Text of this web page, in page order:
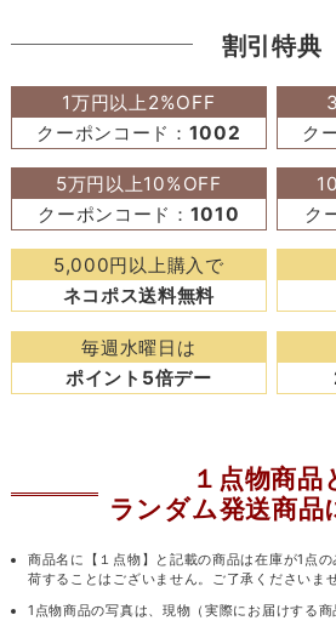
割引特典
1万円以上2%OFF
クーポンコード： 1002
ク
5万円以上10%OFF
クーポンコード： 1010
ク
5,000円以上購入で
ネコポス送料無料
毎週水曜日は
ポイント5倍デー
１点物商品
ランダム発送商品
商品名に【１点物】と記載の商品は在庫が1点
荷することはございません。ご了承くださいませ
1点物商品の写真は、現物（実際にお届けする商